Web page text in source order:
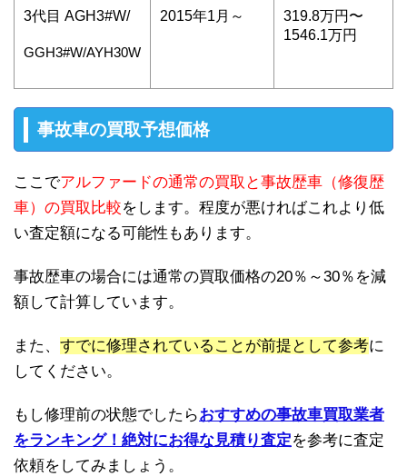
3代目 AGH3#W/
GGH3#W/AYH30W
2015年1月～
319.8万円〜
1546.1万円
事故車の買取予想価格
ここでアルファードの通常の買取と事故歴車（修復歴
車）の買取比較をします。程度が悪ければこれより低
い査定額になる可能性もあります。
事故歴車の場合には通常の買取価格の20％～30％を減
額して計算しています。
また、 すでに修理されていることが前提として参考に
してください。
もし修理前の状態でしたらおすすめの事故車買取業者
をランキング！絶対にお得な見積り査定を参考に査定
依頼をしてみましょう。